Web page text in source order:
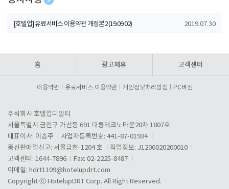
[호텔업] 개인정보 처리방침 개정본1 (19.09.02)
[호텔업] 유료서비스 이용약관 개정본2 (19.09.02) 2019.07.30
홈 광고제휴 고객센터
이용약관 유료서비스 이용약관 개인정보처리방침 PC버전
주식회사 호텔업디알티
서울특별시 금천구 가산동 691 대륭테크노타운20차 1807호
대표이사: 이송주
사업자등록번호: 441-87-01934
통신판매업신고: 서울금천-1204 호
직업정보: J1206020200010
고객센터: 1644-7896
Fax: 02-2225-8487
이메일: hdrt1109@hotelupdrt.com
Copyright ⓒ HotelupDRT Corp. All Right Reserved.